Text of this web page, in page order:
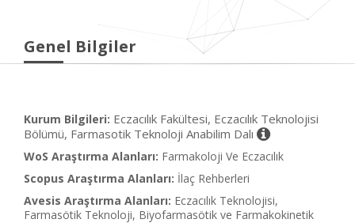
Genel Bilgiler
Kurum Bilgileri: Eczacılık Fakültesi, Eczacılık Teknolojisi
Bölümü, Farmasotik Teknoloji Anabilim Dalı
WoS Araştırma Alanları: Farmakoloji Ve Eczacılık
Scopus Araştırma Alanları: İlaç Rehberleri
Avesis Araştırma Alanları: Eczacılık Teknolojisi,
Farmasötik Teknoloji, Biyofarmasötik ve Farmakokinetik